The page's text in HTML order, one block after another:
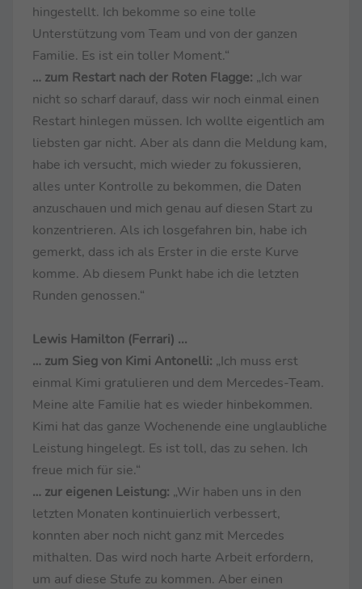
hingestellt. Ich bekomme so eine tolle
Unterstützung vom Team und von der ganzen
Familie. Es ist ein toller Moment.“
… zum Restart nach der Roten Flagge: „Ich war
nicht so scharf darauf, dass wir noch einmal einen
Restart hinlegen müssen. Ich wollte eigentlich am
liebsten gar nicht. Aber als dann die Meldung kam,
habe ich versucht, mich wieder zu fokussieren,
alles unter Kontrolle zu bekommen, die Daten
anzuschauen und mich genau auf diesen Start zu
konzentrieren. Als ich losgefahren bin, habe ich
gemerkt, dass ich als Erster in die erste Kurve
komme. Ab diesem Punkt habe ich die letzten
Runden genossen.“
Lewis Hamilton (Ferrari) ...
… zum Sieg von Kimi Antonelli: „Ich muss erst
einmal Kimi gratulieren und dem Mercedes-Team.
Meine alte Familie hat es wieder hinbekommen.
Kimi hat das ganze Wochenende eine unglaubliche
Leistung hingelegt. Es ist toll, das zu sehen. Ich
freue mich für sie.“
… zur eigenen Leistung: „Wir haben uns in den
letzten Monaten kontinuierlich verbessert,
konnten aber noch nicht ganz mit Mercedes
mithalten. Das wird noch harte Arbeit erfordern,
um auf diese Stufe zu kommen. Aber einen